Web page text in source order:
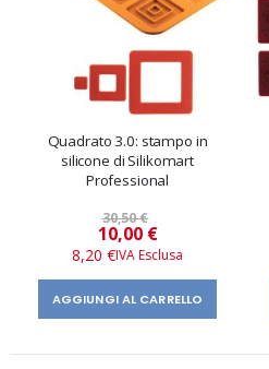
Quadrato 3.0: stampo in
silicone di Silikomart
Professional
30,50 €
Prezzo
speciale
10,00 €
8,20 €
AGGIUNGI AL CARRELLO